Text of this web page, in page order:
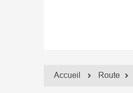
Accueil Route